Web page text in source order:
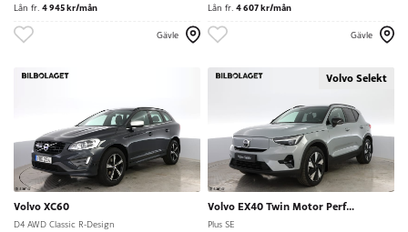
Lån fr. 4 945 kr/mån
Gävle
Lån fr. 4 607 kr/mån
Gävle
Volvo XC60
D4 AWD Classic R-Design
Volvo Selekt
Volvo EX40 Twin Motor Performance
Plus SE